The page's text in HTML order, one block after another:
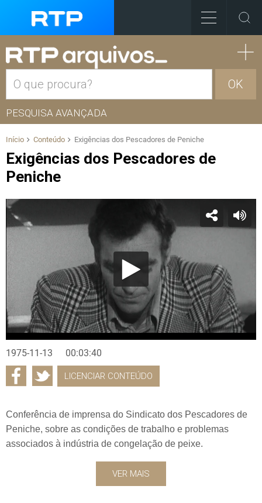
OK
PESQUISA AVANÇADA
Início Conteúdo Exigências dos Pescadores de Peniche
Exigências dos Pescadores de
Peniche
1975-11-13 00:03:40
LICENCIAR CONTEÚDO
Conferência de imprensa do Sindicato dos Pescadores de
Peniche, sobre as condições de trabalho e problemas
associados à indústria de congelação de peixe.
VER MAIS